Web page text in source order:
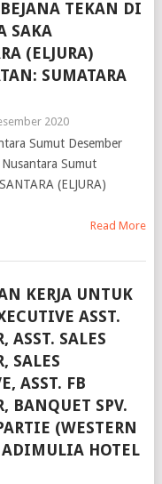
SAKA
(ELJURA)
SUMATARA
2020
Sumut Desember
Sumut
(ELJURA)
ASST.
ASST. SALES
SALES
ASST. FB
BANQUET SPV.
(WESTERN
HOTEL
2020